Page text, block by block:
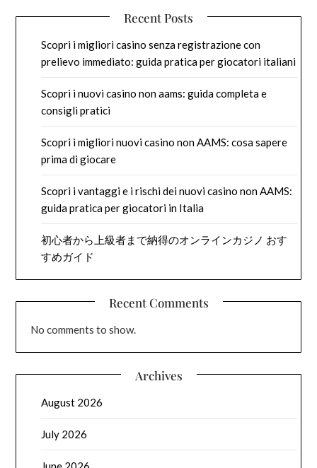
Recent Posts
Scopri i migliori casino senza registrazione con
prelievo immediato: guida pratica per giocatori italiani
Scopri i nuovi casino non aams: guida completa e
consigli pratici
Scopri i migliori nuovi casino non AAMS: cosa sapere
prima di giocare
Scopri i vantaggi e i rischi dei nuovi casino non AAMS:
guida pratica per giocatori in Italia
初心者から上級者まで納得のオンラインカジノ おす
すめガイド
Recent Comments
No comments to show.
Archives
August 2026
July 2026